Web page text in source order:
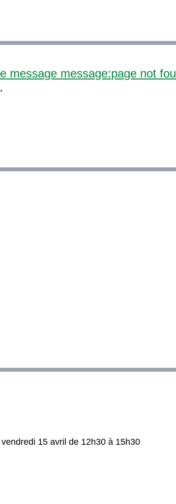
message message:page not fou
15 avril de 12h30 à 15h30